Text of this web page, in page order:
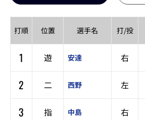
打順 位置 選手名 打/投
1 遊 安達 右
2
二 西野 左
3
指 中島 右